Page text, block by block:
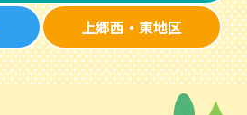
上郷西・東地区